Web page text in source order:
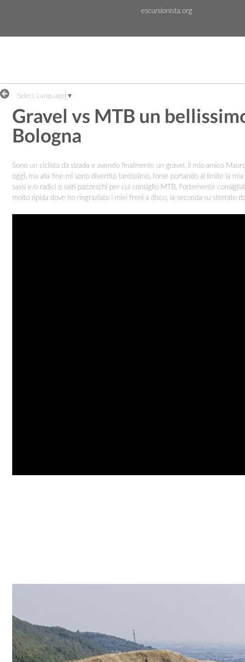
escursionista.org
Select Language ▼
Gravel vs MTB un
Bologna
Sono un ciclista da strada e avendo finalmente un gravel, il mio amico
oggi, ma alla fine mi sono divertito tantissimo, forse portando al limite la
sassi e/o radici o salti pazzeschi per cui consiglio MTB. Fortemente
molto ripida dove ho ringraziato i miei freni a disco, la seconda su sterrato